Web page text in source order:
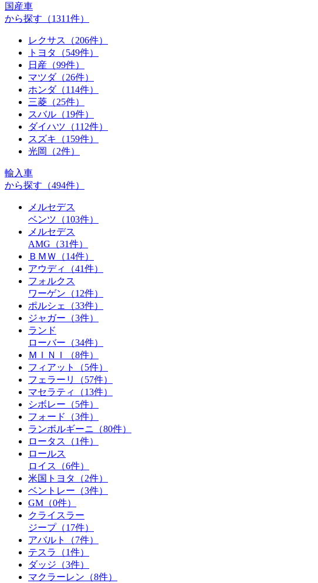
国産車
から探す （1311件）
レクサス
（206件）
トヨタ
（549件）
日産 （99件）
マツダ（26件）
ホンダ（114件）
三菱 （25件）
スバル （19件）
ダイハツ （112件）
スズキ
（159件）
光岡
（2件）
輸入車
から探す （494件）
メルセデス
ベンツ （103件）
メルセデス
AMG （31件）
ＢＭＷ （14件）
アウディ
（41件）
フォルクス
ワーゲン （12件）
ポルシェ
（33件）
ジャガー （3件）
ランド
ローバー （34件）
ＭＩＮＩ
（8件）
フィアット
（5件）
フェラーリ
（57件）
マセラティ
（13件）
シボレー （5件）
フォード
（3件）
ランボルギーニ （80件）
ロータス
（1件）
ロールス
ロイス
（6件）
米国トヨタ
（2件）
ベントレー （3件）
GM （0件）
クライスラー
ジープ（17件）
アバルト
（7件）
テスラ
（1件）
ダッジ （3件）
マクラーレン （8件）